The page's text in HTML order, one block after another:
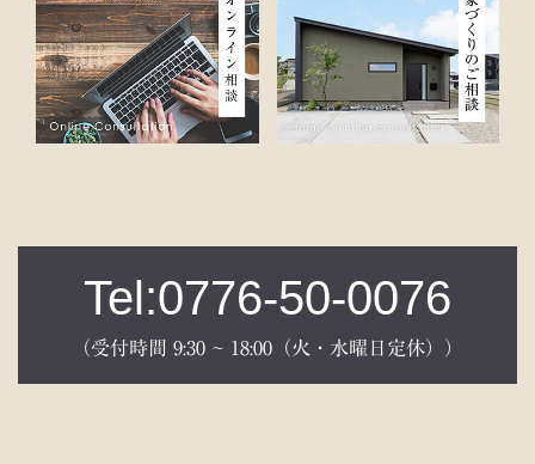
Tel:0776-50-0076
（受付時間 9:30 ~ 18:00（火・水曜日定休））